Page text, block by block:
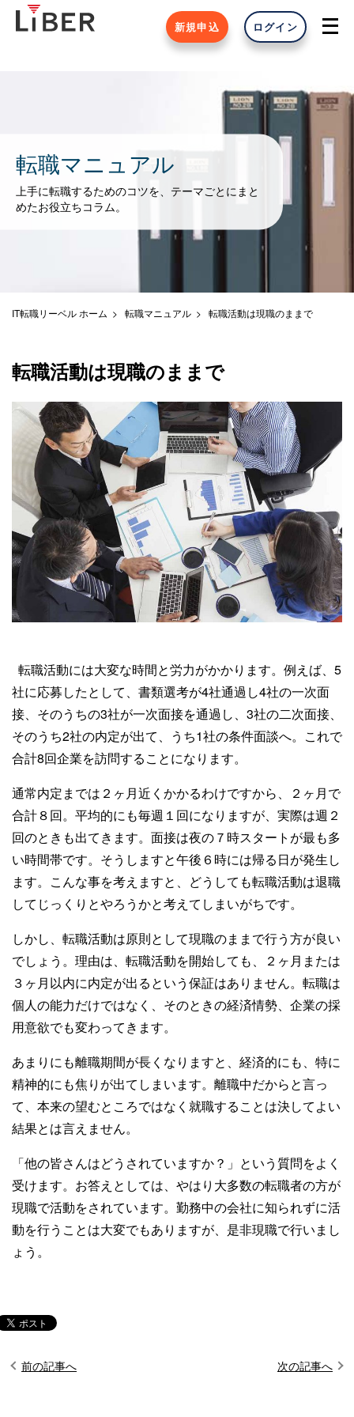
新規申込 ログイン
転職マニュアル
上手に転職するためのコツを、テーマごとにまと
めたお役立ちコラム。
IT転職リーベル ホーム 転職マニュアル 転職活動は現職のままで
転職活動は現職のままで
転職活動には大変な時間と労力がかかります。例えば、5
社に応募したとして、書類選考が4社通過し4社の一次面
接、そのうちの3社が一次面接を通過し、3社の二次面接、
そのうち2社の内定が出て、うち1社の条件面談へ。これで
合計8回企業を訪問することになります。
通常内定までは２ヶ月近くかかるわけですから、２ヶ月で
合計８回。平均的にも毎週１回になりますが、実際は週２
回のときも出てきます。面接は夜の７時スタートが最も多
い時間帯です。そうしますと午後６時には帰る日が発生し
ます。こんな事を考えますと、どうしても転職活動は退職
してじっくりとやろうかと考えてしまいがちです。
しかし、転職活動は原則として現職のままで行う方が良い
でしょう。理由は、転職活動を開始しても、２ヶ月または
３ヶ月以内に内定が出るという保証はありません。転職は
個人の能力だけではなく、そのときの経済情勢、企業の採
用意欲でも変わってきます。
あまりにも離職期間が長くなりますと、経済的にも、特に
精神的にも焦りが出てしまいます。離職中だからと言っ
て、本来の望むところではなく就職することは決してよい
結果とは言えません。
「他の皆さんはどうされていますか？」という質問をよく
受けます。お答えとしては、やはり大多数の転職者の方が
現職で活動をされています。勤務中の会社に知られずに活
動を行うことは大変でもありますが、是非現職で行いまし
ょう。
前の記事へ 次の記事へ